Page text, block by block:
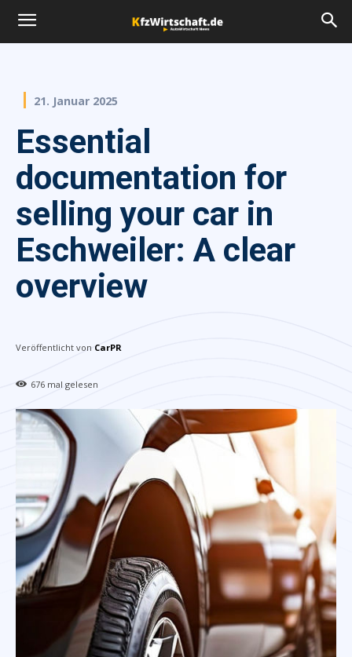
21. Januar 2025
Essential
documentation for
selling your car in
Eschweiler: A clear
overview
Veröffentlicht von CarPR
676 mal gelesen